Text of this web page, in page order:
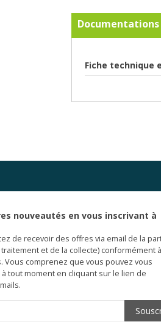
Fiche technique
nouveautés en vous inscrivant à
de recevoir des offres via email de la
et de la collecte) conformément
comprenez que vous pouvez vous
tout moment en cliquant sur le lien de